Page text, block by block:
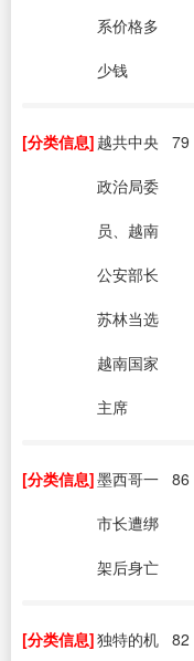
系价格多
少钱
[分类信息] 越共中央
政治局委
员、越南
公安部长
苏林当选
越南国家
主席
79
[分类信息]墨西哥一
市长遭绑
架后身亡
86
[分类信息]独特的机
82